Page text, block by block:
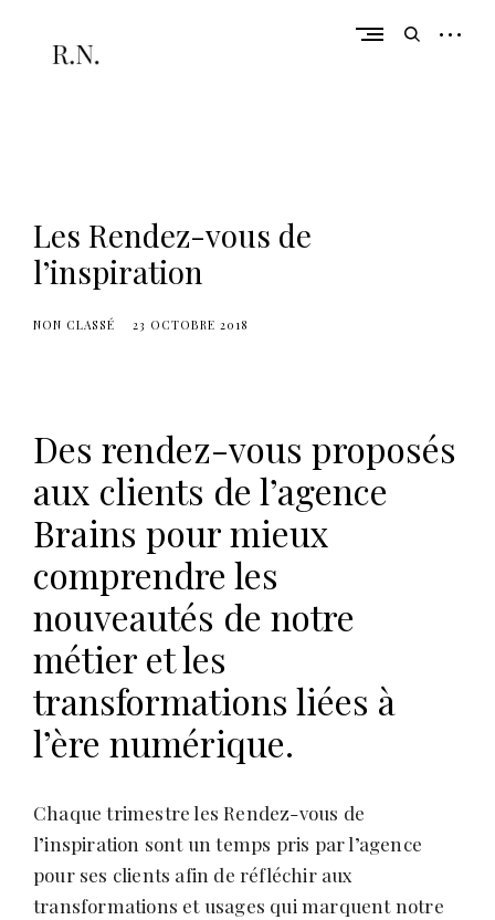
h
e
n
a
n
s
openopen
Les Rendez-vous de
l’inspiration
NON CLASSÉ 23 OCTOBRE 2018
Des rendez-vous proposés
aux clients de l’agence
Brains pour mieux
comprendre les
nouveautés de notre
métier et les
transformations liées à
l’ère numérique.
Chaque trimestre les Rendez-vous de
l’inspiration sont un temps pris par l’agence
pour ses clients afin de réfléchir aux
transformations et usages qui marquent notre